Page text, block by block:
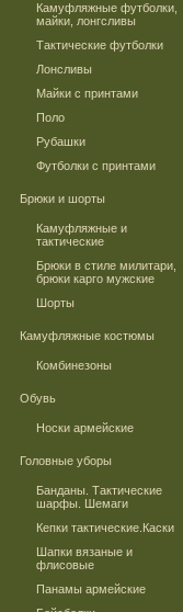
Камуфляжные футболки,
майки, лонгсливы
Тактические футболки
Лонсливы
Майки с принтами
Поло
Рубашки
Футболки с принтами
Брюки и шорты
Камуфляжные и
тактические
Брюки в стиле милитари,
брюки карго мужские
Шорты
Камуфляжные костюмы
Комбинезоны
Обувь
Носки армейские
Головные уборы
Банданы. Тактические
шарфы. Шемаги
Кепки тактические.Каски
Шапки вязаные и
флисовые
Панамы армейские